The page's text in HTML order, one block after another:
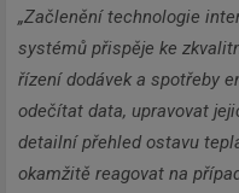
„Začlenění technologie
systémů přispěje ke
řízení dodávek a spotřeby
odečítat data, upravovat
detailní přehled ostavu
okamžitě reagovat na